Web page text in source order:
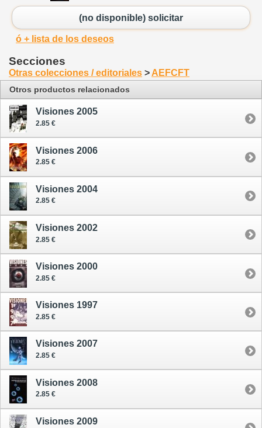
(no disponible) solicitar
ó + lista de los deseos
Secciones
Otras colecciones / editoriales > AEFCFT
Otros productos relacionados
Visiones 2005
2.85 €
Visiones 2006
2.85 €
Visiones 2004
2.85 €
Visiones 2002
2.85 €
Visiones 2000
2.85 €
Visiones 1997
2.85 €
Visiones 2007
2.85 €
Visiones 2008
2.85 €
Visiones 2009